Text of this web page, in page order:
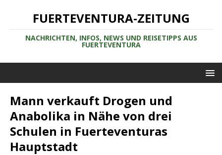
FUERTEVENTURA-ZEITUNG
NACHRICHTEN, INFOS, NEWS UND REISETIPPS AUS
FUERTEVENTURA
Mann verkauft Drogen und
Anabolika in Nähe von drei
Schulen in Fuerteventuras
Hauptstadt